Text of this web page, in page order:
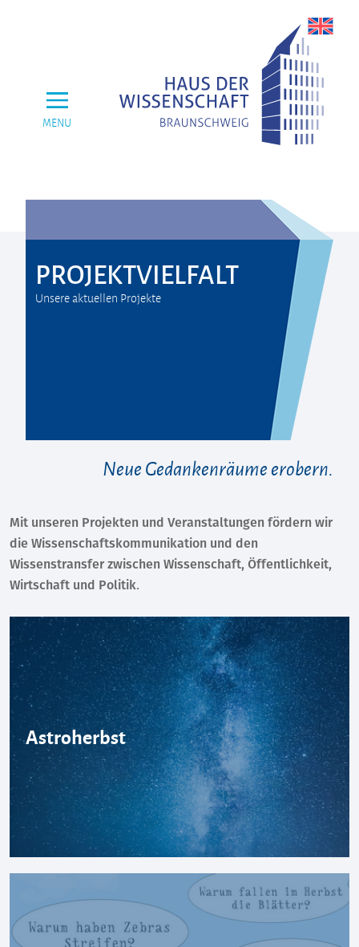
MENU
PROJEKTVIELFALT
Unsere aktuellen Projekte
Neue Gedankenräume erobern.
Mit unseren Projekten und Veranstaltungen fördern wir
die Wissenschaftskommunikation und den
Wissenstransfer zwischen Wissenschaft, Öffentlichkeit,
Wirtschaft und Politik.
Astroherbst